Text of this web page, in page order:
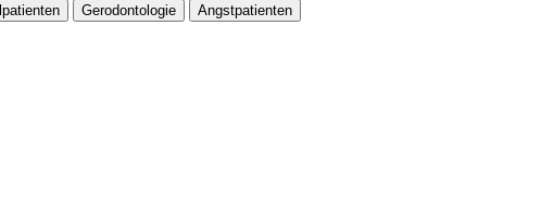
Gerodontologie Angstpatienten